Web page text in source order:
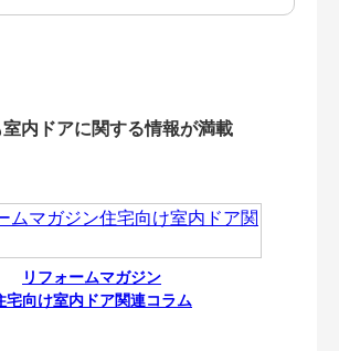
内ドアに関する情報が満載
リフォームマガジン
宅向け室内ドア関連コラム